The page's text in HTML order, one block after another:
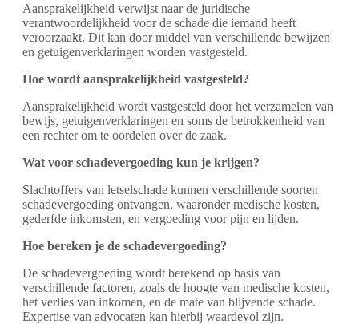
Aansprakelijkheid verwijst naar de juridische
verantwoordelijkheid voor de schade die iemand heeft
veroorzaakt. Dit kan door middel van verschillende bewijzen
en getuigenverklaringen worden vastgesteld.
Hoe wordt aansprakelijkheid vastgesteld?
Aansprakelijkheid wordt vastgesteld door het verzamelen van
bewijs, getuigenverklaringen en soms de betrokkenheid van
een rechter om te oordelen over de zaak.
Wat voor schadevergoeding kun je krijgen?
Slachtoffers van letselschade kunnen verschillende soorten
schadevergoeding ontvangen, waaronder medische kosten,
gederfde inkomsten, en vergoeding voor pijn en lijden.
Hoe bereken je de schadevergoeding?
De schadevergoeding wordt berekend op basis van
verschillende factoren, zoals de hoogte van medische kosten,
het verlies van inkomen, en de mate van blijvende schade.
Expertise van advocaten kan hierbij waardevol zijn.